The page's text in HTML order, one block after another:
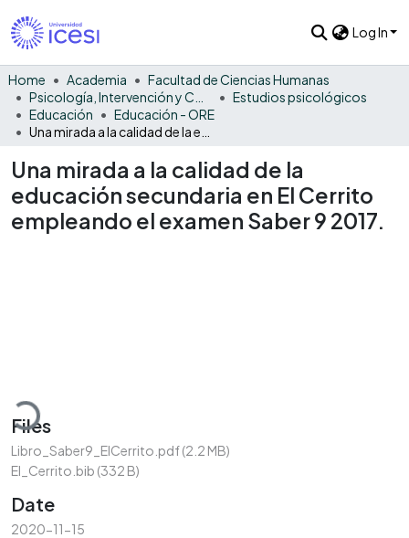
Log In
Home Academia
Facultad de Ciencias Humanas
Estudios psicológicos
Educación
Educación - ORE
Una mirada a la calidad de la
educación secundaria en El Cerrito
empleando el examen Saber 9 2017.
Files
Libro_Saber9_ElCerrito.pdf(2.2 MB)
El_Cerrito.bib (332 B)
Date
2020-11-15